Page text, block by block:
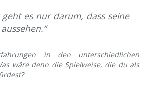
geht es nur darum, dass seine
in den unterschiedlichen
wäre denn die Spielweise, die du als